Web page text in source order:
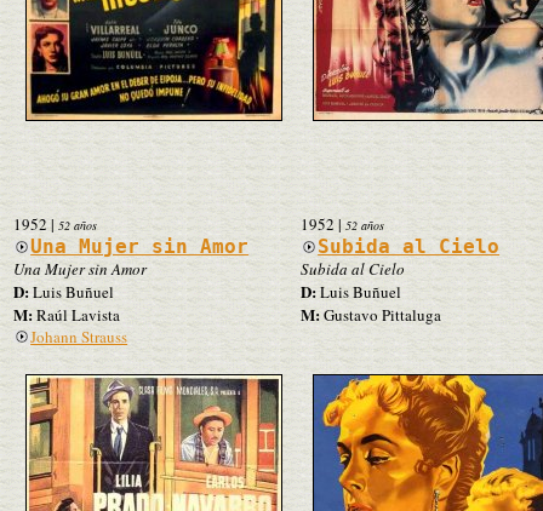
1952| 52 años
Una Mujer sin Amor
Una Mujer sin Amor
D:Luis Buñuel
M: Raúl Lavista
Johann Strauss
1952 |52 años
Subida al Cielo
Subida al Cielo
D:Luis Buñuel
M:Gustavo Pittaluga